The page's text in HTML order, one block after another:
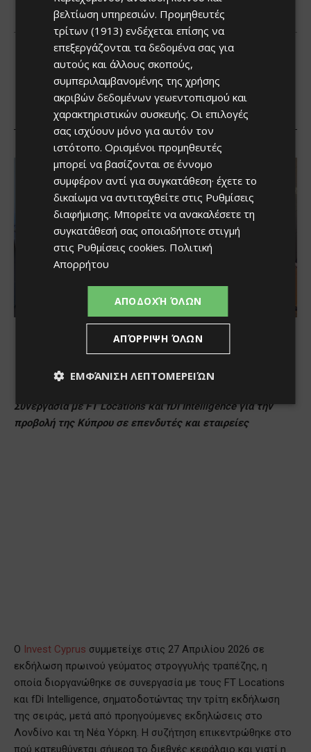
βελτίωση υπηρεσιών. Προμηθευτές
τρίτων (1913) ενδέχεται επίσης να
επεξεργάζονται τα δεδομένα σας για
αυτούς και άλλους σκοπούς,
συμπεριλαμβανομένης της χρήσης
ακριβών δεδομένων γεωεντοπισμού και
χαρακτηριστικών συσκευής. Οι επιλογές
σας ισχύουν μόνο για αυτόν τον
ιστότοπο. Ορισμένοι προμηθευτές
μπορεί να βασίζονται σε έννομο
συμφέρον αντί για συγκατάθεση· έχετε το
δικαίωμα να αντιταχθείτε στις Ρυθμίσεις
διαφήμισης. Μπορείτε να ανακαλέσετε τη
συγκατάθεσή σας οποιαδήποτε στιγμή
στις Ρυθμίσεις cookies. Πολιτική
Απορρήτου
ΑΠΟΔΟΧΉ ΌΛΩΝ
ΑΠΌΡΡΙΨΗ ΌΛΩΝ
ΕΜΦΆΝΙΣΗ ΛΕΠΤΟΜΕΡΕΙΏΝ